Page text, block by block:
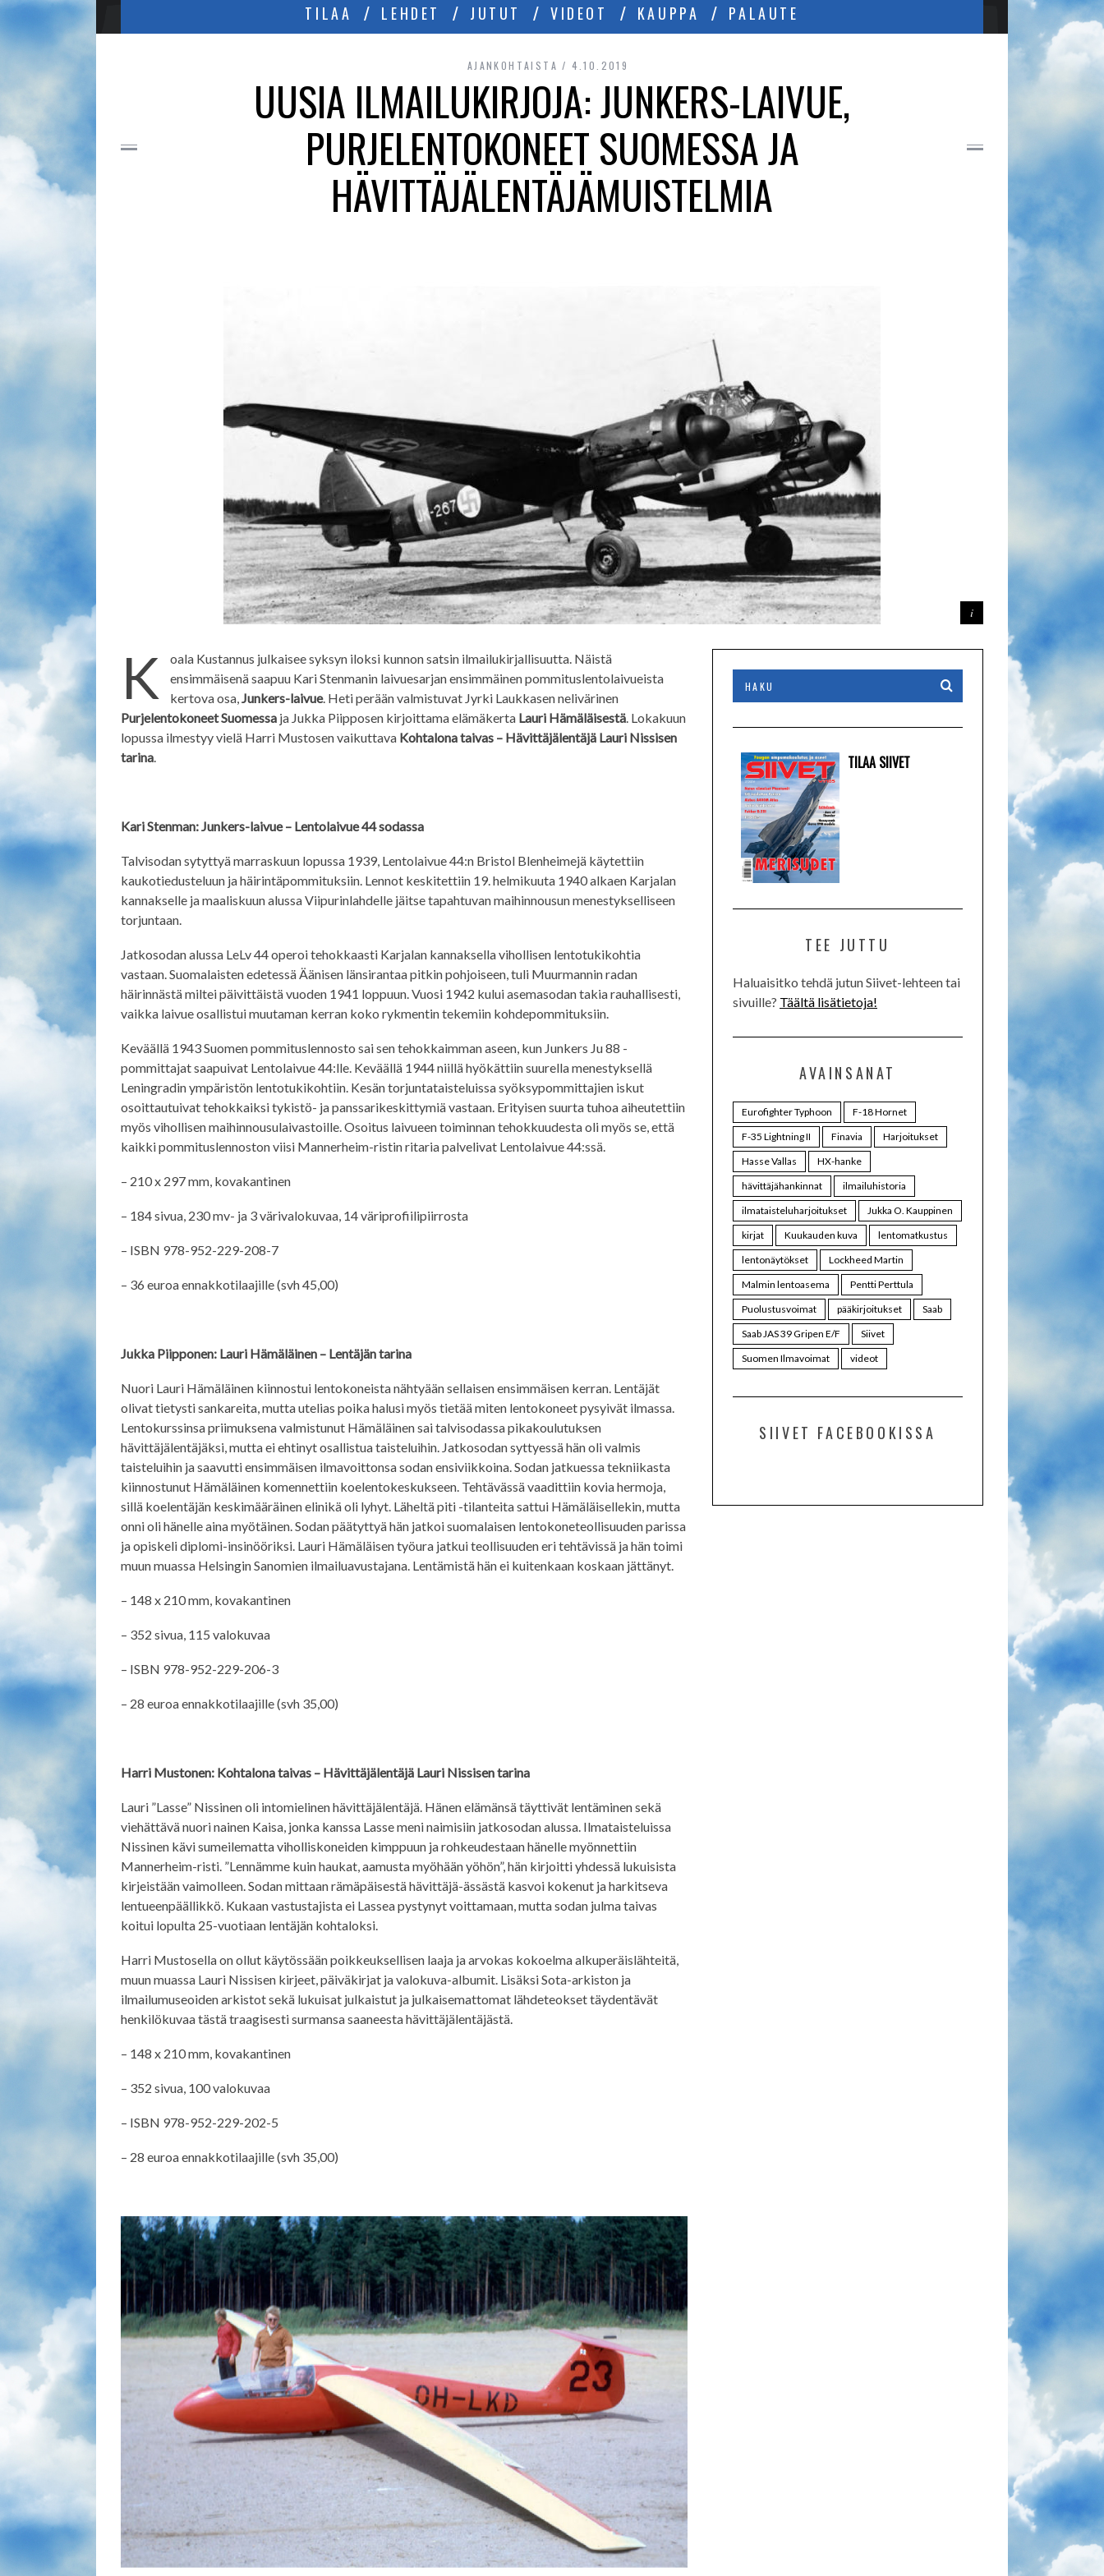
TILAA LEHDET JUTUT VIDEOT KAUPPA PALAUTE
AJANKOHTAISTA 4.10.2019
UUSIA ILMAILUKIRJOJA: JUNKERS-LAIVUE,
PURJELENTOKONEET SUOMESSA JA
HÄVITTÄJÄLENTÄJÄMUISTELMIA
K
oala Kustannus julkaisee syksyn iloksi kunnon satsin ilmailukirjallisuutta. Näistä
ensimmäisenä saapuu Kari Stenmanin laivuesarjan ensimmäinen pommituslentolaivueista
kertova osa,Junkers-laivue. Heti perään valmistuvat Jyrki Laukkasen nelivärinen
Purjelentokoneet Suomessa ja Jukka Piipposen kirjoittama elämäkerta Lauri Hämäläisestä. Lokakuun
lopussa ilmestyy vielä Harri Mustosen vaikuttava Kohtalona taivas – Hävittäjälentäjä Lauri Nissisen
tarina.
Kari Stenman: Junkers-laivue – Lentolaivue 44 sodassa
Talvisodan sytyttyä marraskuun lopussa 1939, Lentolaivue 44:n Bristol Blenheimejä käytettiin
kaukotiedusteluun ja häirintäpommituksiin. Lennot keskitettiin 19. helmikuuta 1940 alkaen Karjalan
kannakselle ja maaliskuun alussa Viipurinlahdelle jäitse tapahtuvan maihinnousun menestykselliseen
torjuntaan.
Jatkosodan alussa LeLv 44 operoi tehokkaasti Karjalan kannaksella vihollisen lentotukikohtia
vastaan. Suomalaisten edetessä Äänisen länsirantaa pitkin pohjoiseen, tuli Muurmannin radan
häirinnästä miltei päivittäistä vuoden 1941 loppuun. Vuosi 1942 kului asemasodan takia rauhallisesti,
vaikka laivue osallistui muutaman kerran koko rykmentin tekemiin kohdepommituksiin.
Keväällä 1943 Suomen pommituslennosto sai sen tehokkaimman aseen, kun Junkers Ju 88 -
pommittajat saapuivat Lentolaivue 44:lle. Keväällä 1944 niillä hyökättiin suurella menestyksellä
Leningradin ympäristön lentotukikohtiin. Kesän torjuntataisteluissa syöksypommittajien iskut
osoittautuivat tehokkaiksi tykistö- ja panssarikeskittymiä vastaan. Erityisen suurta tuhoa aiheutettiin
myös vihollisen maihinnousulaivastoille. Osoitus laivueen toiminnan tehokkuudesta oli myös se, että
kaikki pommituslennoston viisi Mannerheim-ristin ritaria palvelivat Lentolaivue 44:ssä.
– 210 x 297 mm, kovakantinen
– 184 sivua, 230 mv- ja 3 värivalokuvaa, 14 väriprofiilipiirrosta
– ISBN 978-952-229-208-7
– 36 euroa ennakkotilaajille (svh 45,00)
Jukka Piipponen: Lauri Hämäläinen – Lentäjän tarina
Nuori Lauri Hämäläinen kiinnostui lentokoneista nähtyään sellaisen ensimmäisen kerran. Lentäjät
olivat tietysti sankareita, mutta utelias poika halusi myös tietää miten lentokoneet pysyivät ilmassa.
Lentokurssinsa priimuksena valmistunut Hämäläinen sai talvisodassa pikakoulutuksen
hävittäjälentäjäksi, mutta ei ehtinyt osallistua taisteluihin. Jatkosodan syttyessä hän oli valmis
taisteluihin ja saavutti ensimmäisen ilmavoittonsa sodan ensiviikkoina. Sodan jatkuessa tekniikasta
kiinnostunut Hämäläinen komennettiin koelentokeskukseen. Tehtävässä vaadittiin kovia hermoja,
sillä koelentäjän keskimääräinen elinikä oli lyhyt. Läheltä piti -tilanteita sattui Hämäläisellekin, mutta
onni oli hänelle aina myötäinen. Sodan päätyttyä hän jatkoi suomalaisen lentokoneteollisuuden parissa
ja opiskeli diplomi-insinööriksi. Lauri Hämäläisen työura jatkui teollisuuden eri tehtävissä ja hän toimi
muun muassa Helsingin Sanomien ilmailuavustajana. Lentämistä hän ei kuitenkaan koskaan jättänyt.
– 148 x 210 mm, kovakantinen
– 352 sivua, 115 valokuvaa
– ISBN 978-952-229-206-3
– 28 euroa ennakkotilaajille (svh 35,00)
Harri Mustonen: Kohtalona taivas – Hävittäjälentäjä Lauri Nissisen tarina
Lauri ”Lasse” Nissinen oli intomielinen hävittäjälentäjä. Hänen elämänsä täyttivät lentäminen sekä
viehättävä nuori nainen Kaisa, jonka kanssa Lasse meni naimisiin jatkosodan alussa. Ilmataisteluissa
Nissinen kävi sumeilematta viholliskoneiden kimppuun ja rohkeudestaan hänelle myönnettiin
Mannerheim-risti. ”Lennämme kuin haukat, aamusta myöhään yöhön”, hän kirjoitti yhdessä lukuisista
kirjeistään vaimolleen. Sodan mittaan rämäpäisestä hävittäjä-ässästä kasvoi kokenut ja harkitseva
lentueenpäällikkö. Kukaan vastustajista ei Lassea pystynyt voittamaan, mutta sodan julma taivas
koitui lopulta 25-vuotiaan lentäjän kohtaloksi.
Harri Mustosella on ollut käytössään poikkeuksellisen laaja ja arvokas kokoelma alkuperäislähteitä,
muun muassa Lauri Nissisen kirjeet, päiväkirjat ja valokuva-albumit. Lisäksi Sota-arkiston ja
ilmailumuseoiden arkistot sekä lukuisat julkaistut ja julkaisemattomat lähdeteokset täydentävät
henkilökuvaa tästä traagisesti surmansa saaneesta hävittäjälentäjästä.
– 148 x 210 mm, kovakantinen
– 352 sivua, 100 valokuvaa
– ISBN 978-952-229-202-5
– 28 euroa ennakkotilaajille (svh 35,00)
TILAA SIIVET
TEE JUTTU
Haluaisitko tehdä jutun Siivet-lehteen tai
sivuille? Täältä lisätietoja!
AVAINSANAT
Eurofighter Typhoon
F-18 Hornet
F-35 Lightning II
Finavia
Harjoitukset
Hasse Vallas
HX-hanke
hävittäjähankinnat
ilmailuhistoria
ilmataisteluharjoitukset
Jukka O. Kauppinen
kirjat
Kuukauden kuva
lentomatkustus
lentonäytökset
Lockheed Martin
Malmin lentoasema
Pentti Perttula
Puolustusvoimat
pääkirjoitukset
Saab
Saab JAS 39 Gripen E/F
Siivet
Suomen Ilmavoimat
videot
SIIVET FACEBOOKISSA